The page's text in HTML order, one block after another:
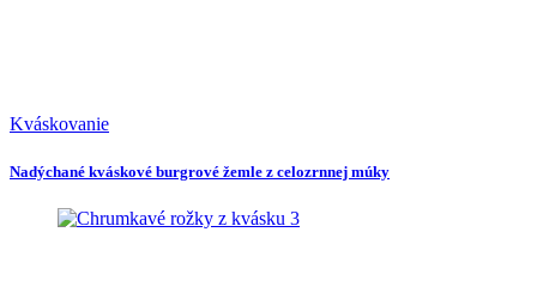
Kváskovanie
Nadýchané kváskové burgrové žemle z celozrnnej múky
3